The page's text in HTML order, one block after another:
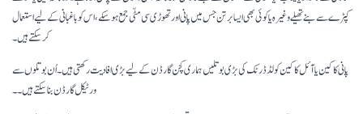
کپڑے سے بنے تھیلے وغیرہ یا کوئی بھی ایسا برتن جس میں پانی اور تھوڑی سی مٹّی جمع ہو سکے ، اس کو باغبانی کے لیے استعمال
کر سکتے ہیں ۔
پانی کا کین یا آئل کا کین کولڈ ڈرنک کی بڑی بوتلیں ہماری کچن گارڈن کے لیے بڑی افادیت رکھتی ہیں ۔ اُن بوتلوں سے
ورٹیکل گارڈن بنا سکتے ہیں ۔۔